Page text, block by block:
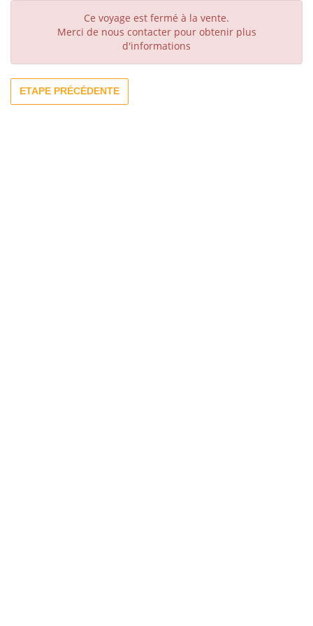
Ce voyage est fermé à la vente.
Merci de nous contacter pour obtenir plus
d'informations
ETAPE PRÉCÉDENTE